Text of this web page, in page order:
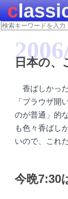
日本の、
香ばしかっ
「ブラウザ開
のが普通」的
も色々香ばし
いので、これ
今晩7:30